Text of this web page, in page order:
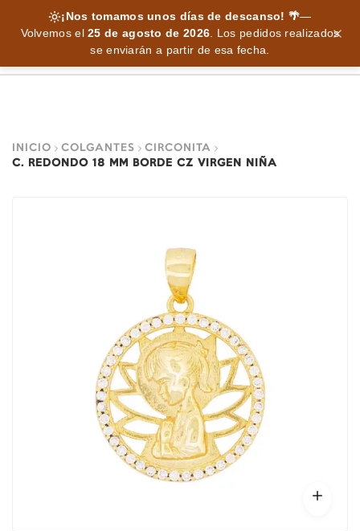
¡Nos tomamos unos días de descanso! 🌴—
Volvemos el25 de agosto de 2026. Los pedidos realizados
se enviarán a partir de esa fecha.
INICIO COLGANTES
CIRCONITA
C. REDONDO 18 MM BORDE CZ VIRGEN NIÑA